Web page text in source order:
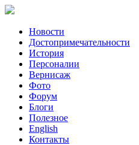
Новости
Достопримечательности
История
Персоналии
Вернисаж
Фото
Форум
Блоги
Полезное
English
Контакты